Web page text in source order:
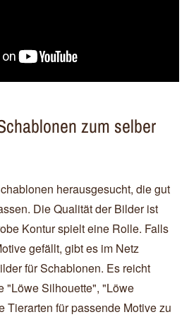
zum selber
herausgesucht, die gut
Die Qualität der Bilder ist
Kontur spielt eine Rolle. Falls
gefällt, gibt es im Netz
für Schablonen. Es reicht
"Löwe Silhouette", "Löwe
Tierarten für passende Motive zu